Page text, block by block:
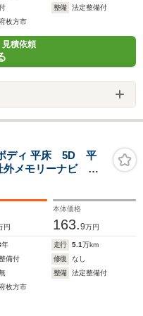
整備
法定整備付
枚方市
見積依頼
ディ 平床 5D 平
メモリーナビ ワ
クカメラ フォ
仕切りカーテン
円
本体価格
163.9万円
年 走行 5.1万km
備付 修復
なし
整備
法定整備付
枚方市